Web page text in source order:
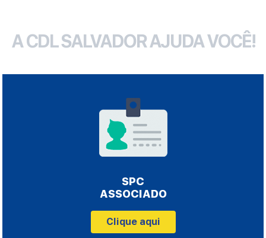
A CDL SALVADOR AJUDA VOCÊ!
SPC
ASSOCIADO
Clique aqui